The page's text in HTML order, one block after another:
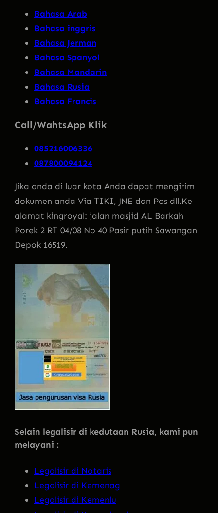
Bahasa Arab
Bahasa inggris
Bahasa Jerman
Bahasa Spanyol
Bahasa Mandarin
Bahasa Rusia
Bahasa Francis
Call/WahtsApp Klik
085216006336
087800094124
Jika anda di luar kota Anda dapat mengirim
dokumen anda Via TIKI, JNE dan Pos dll.Ke
alamat kingroyal: jalan masjid AL Barkah
Porek 2 RT 04/08 No 40 Pasir putih Sawangan
Depok 16519.
Selain legalisir di kedutaan Rusia, kami pun
melayani :
Legalisir di Notaris
Legalisir di Kemenag
Legalisir di Kemenlu